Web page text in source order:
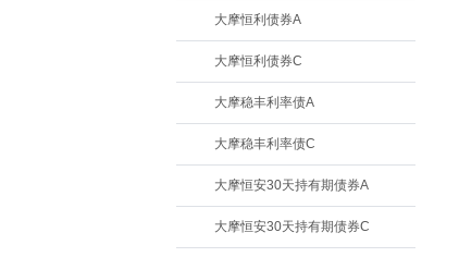
大摩恒利债券A
大摩恒利债券C
大摩稳丰利率债A
大摩稳丰利率债C
大摩恒安30天持有期债券A
大摩恒安30天持有期债券C